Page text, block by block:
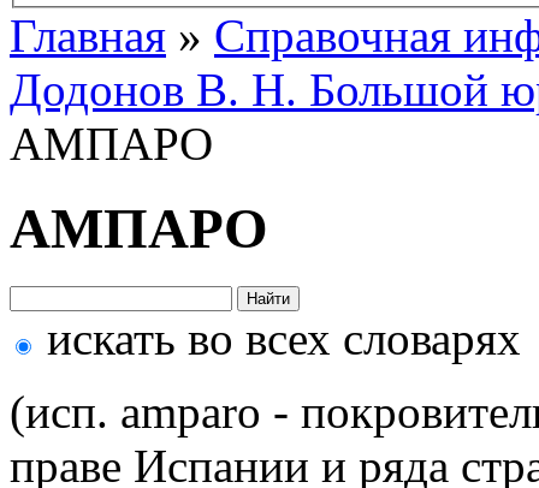
Главная » Справочная
Додонов В. Н. Большой
АМПАРО
АМПАРО
искать во всех словарях
(исп. amparo -
праве Испании и ряда